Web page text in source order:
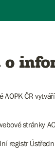
ČR
stránky
registr